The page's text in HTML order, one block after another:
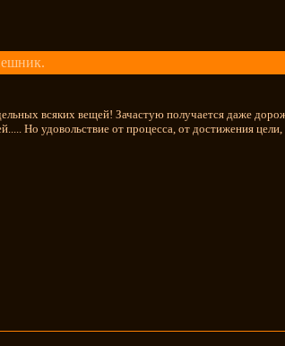
всяких вещей! Зачастую получается даже
Но удовольствие от процесса, от достижения